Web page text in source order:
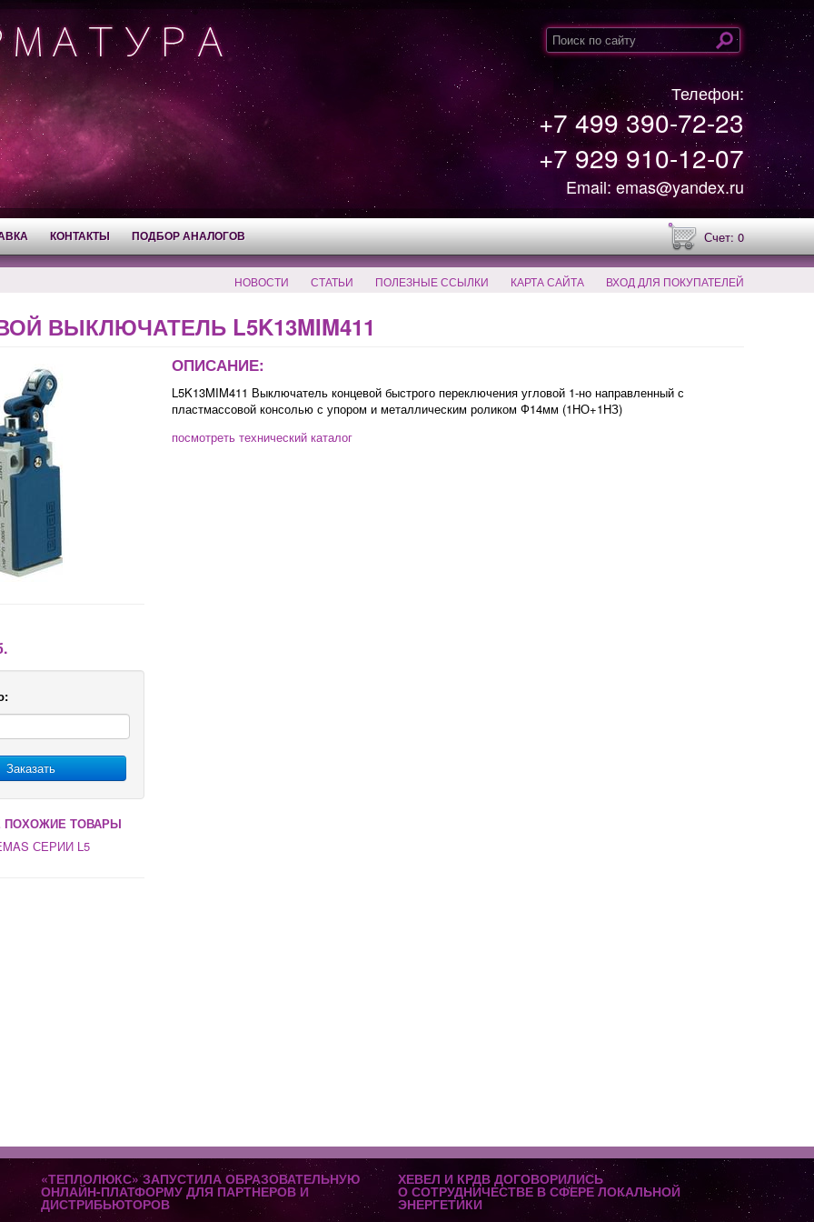
Телефон:
+7 499 390-72-23
+7 929 910-12-07
Email: emas@yandex.ru
КОНТАКТЫ ПОДБОР АНАЛОГОВ Счет: 0
НОВОСТИ СТАТЬИ ПОЛЕЗНЫЕ ССЫЛКИ КАРТА САЙТА ВХОД ДЛЯ ПОКУПАТЕЛЕЙ
ВЫКЛЮЧАТЕЛЬ L5K13MIM411
Заказать
ПОХОЖИЕ ТОВАРЫ
СЕРИИ L5
ОПИСАНИЕ:
L5K13MIM411 Выключатель концевой быстрого переключения угловой 1-но направленный с
пластмассовой консолью с упором и металлическим роликом Ф14мм (1НО+1НЗ)
посмотреть технический каталог
«ТЕПЛОЛЮКС» ЗАПУСТИЛА ОБРАЗОВАТЕЛЬНУЮ
ОНЛАЙН-ПЛАТФОРМУ ДЛЯ ПАРТНЕРОВ И
ДИСТРИБЬЮТОРОВ
ХЕВЕЛ И КРДВ ДОГОВОРИЛИСЬ
О СОТРУДНИЧЕСТВЕ В СФЕРЕ ЛОКАЛЬНОЙ
ЭНЕРГЕТИКИ